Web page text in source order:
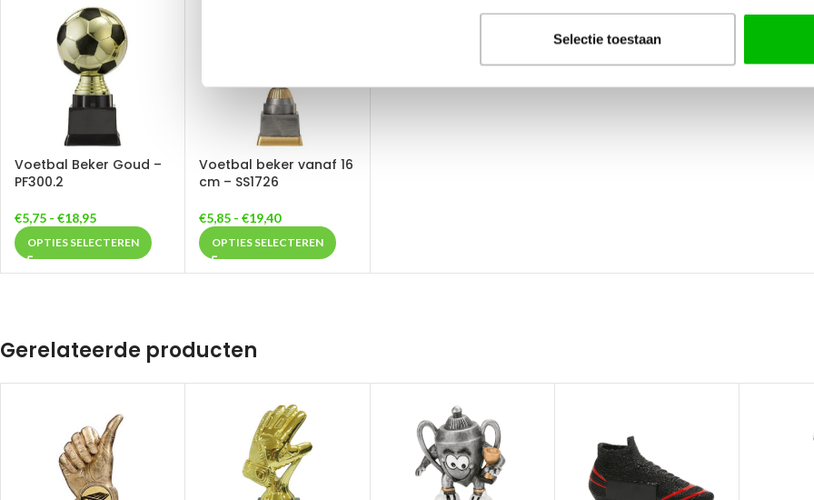
Selectie toestaan
Voetbal Beker Goud –
PF300.2
€5,75 - €18,95
OPTIES SELECTEREN
Voetbal beker vanaf 16
cm – SS1726
€5,85 - €19,40
OPTIES SELECTEREN
Gerelateerde producten